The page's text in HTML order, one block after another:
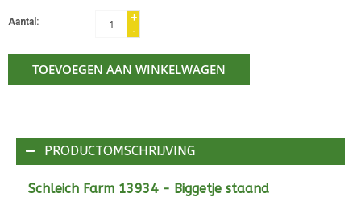
Aantal:
+
-
TOEVOEGEN AAN WINKELWAGEN
PRODUCTOMSCHRIJVING
Schleich Farm 13934 - Biggetje staand